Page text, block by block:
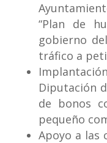
“Plan de
gobierno
tráfico a
Diputación
de bonos
pequeño
Apoyo a las